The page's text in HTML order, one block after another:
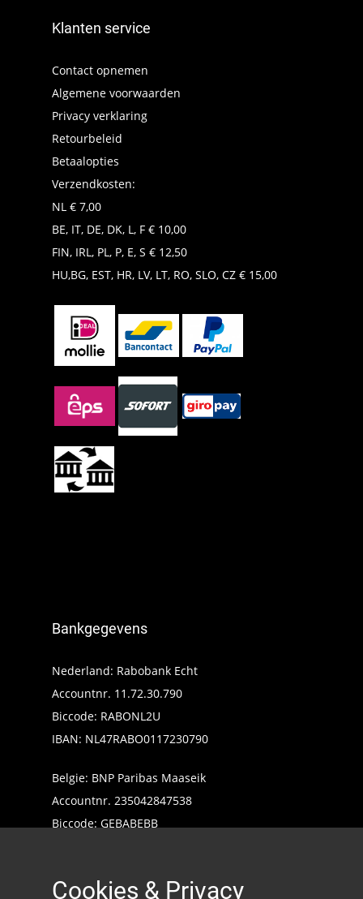
Klanten service
Contact opnemen
Algemene voorwaarden
Privacy verklaring
Retourbeleid
Betaalopties
Verzendkosten:
NL € 7,00
BE, IT, DE, DK, L, F € 10,00
FIN, IRL, PL, P, E, S € 12,50
HU,BG, EST, HR, LV, LT, RO, SLO, CZ € 15,00
Bankgegevens
Nederland: Rabobank Echt
Accountnr. 11.72.30.790
Biccode: RABONL2U
IBAN: NL47RABO0117230790
Belgie: BNP Paribas Maaseik
Accountnr. 235042847538
Biccode: GEBABEBB
Cookies & Privacy